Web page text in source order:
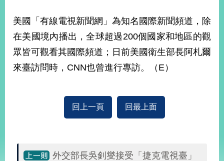
網
站
部 粉
YouTube
RSS
美國「有線電視新聞網」為知名國際新聞頻道，除
在美國境內播出，全球超過200個國家和地區的觀
眾皆可觀看其國際頻道；日前美國衛生部長阿札爾
來臺訪問時，CNN也曾進行專訪。（E）
回上一頁 回最上面
外交部長吳釗燮接受「捷克電視臺」